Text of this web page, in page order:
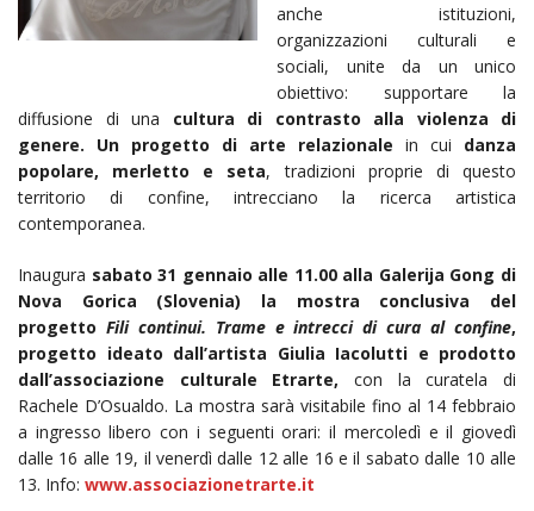
anche istituzioni,
organizzazioni culturali e
sociali, unite da un unico
obiettivo: supportare la
diffusione di una cultura di contrasto alla violenza di
genere. Un progetto di arte relazionale in cui danza
popolare, merletto e seta, tradizioni proprie di questo
territorio di confine, intrecciano la ricerca artistica
contemporanea.
Inaugura sabato 31 gennaio alle 11.00 alla Galerija Gong di
Nova Gorica (Slovenia) la mostra conclusiva del
progetto Fili continui. Trame e intrecci di cura al confine,
progetto ideato dall’artista Giulia Iacolutti e prodotto
dall’associazione culturale Etrarte, con la curatela di
Rachele D’Osualdo. La mostra sarà visitabile fino al 14 febbraio
a ingresso libero con i seguenti orari: il mercoledì e il giovedì
dalle 16 alle 19, il venerdì dalle 12 alle 16 e il sabato dalle 10 alle
13. Info: www.associazionetrarte.it